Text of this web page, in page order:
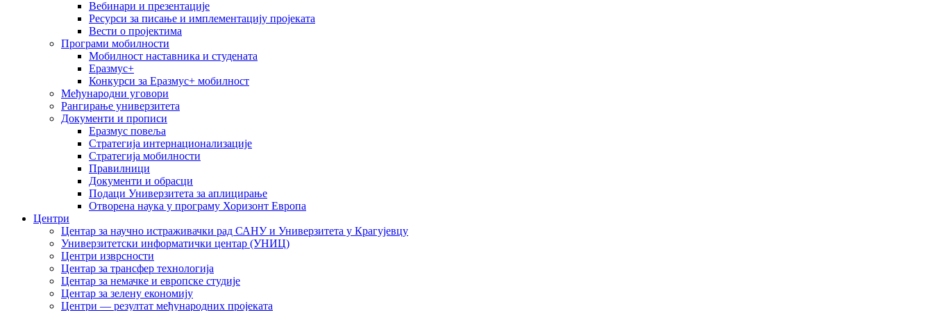
Вебинари и презентације
Ресурси за писање и имплементацију пројеката
Вести о пројектима
Програми мобилности
Мобилност наставника и студената
Еразмус+
Конкурси за Еразмус+ мобилност
Међународни уговори
Рангирање универзитета
Документи и прописи
Еразмус повеља
Стратегија интернационализације
Стратегија мобилности
Правилници
Документи и обрасци
Подаци Универзитета за аплицирање
Отворена наука у програму Хоризонт Европа
Центри
Центар за научно истраживачки рад САНУ и Универзитета у Крагујевцу
Универзитетски информатички центар (УНИЦ)
Центри изврсности
Центар за трансфер технологија
Центар за немачке и европске студије
Центар за зелену економију
Центри — резултат међународних пројеката